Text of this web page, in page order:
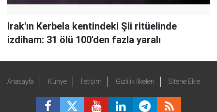
Irak'ın Kerbela kentindeki Şii ritüelinde
izdiham: 31 ölü 100'den fazla yaralı
Anasayfa Künye İletişim Gizlilik İlkeleri Sitene Ekle